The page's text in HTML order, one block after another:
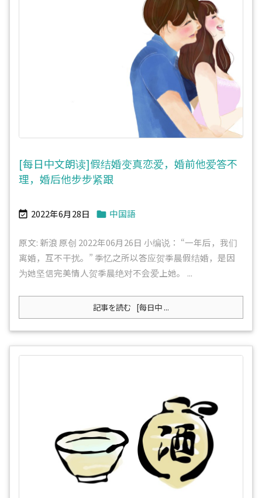
[每日中文朗读]假结婚变真恋爱，婚前他爱答不
理，婚后他步步紧跟
 2022年6月28日  中国語
原文: 新浪 原创 2022年06月26日 小编说： “一年后，我们
离婚，互不干扰。” 季忆之所以答应贺季晨假结婚，是因
为她坚信完美情人贺季晨绝对不会爱上她。 ...
記事を読む [每日中 ...